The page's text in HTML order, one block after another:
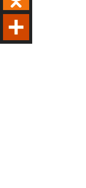
Odnoklassniki